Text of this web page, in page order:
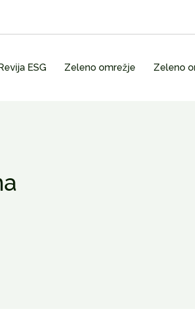
Revija ESG Zeleno omrežje Zeleno